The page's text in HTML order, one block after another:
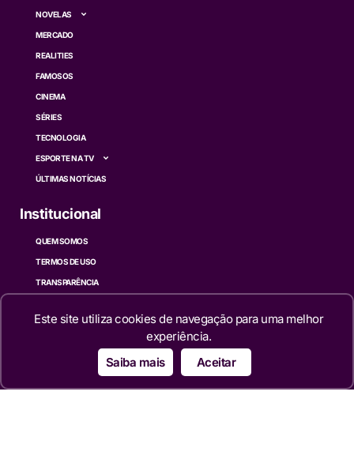
NOVELAS
MERCADO
REALITIES
FAMOSOS
CINEMA
SÉRIES
TECNOLOGIA
ESPORTE NA TV
ÚLTIMAS NOTÍCIAS
Institucional
QUEM SOMOS
TERMOS DE USO
TRANSPARÊNCIA
CONTATO
Este site utiliza cookies de navegação para uma melhor
experiência.
Saiba mais
Aceitar